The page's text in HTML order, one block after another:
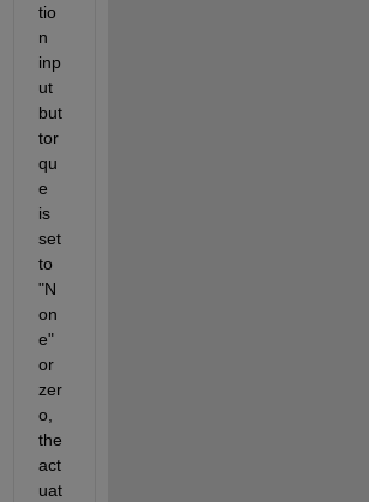
tio
n
inp
ut
but
tor
qu
e
is
set
to
"N
on
e"
or
zer
o,
the
act
uat